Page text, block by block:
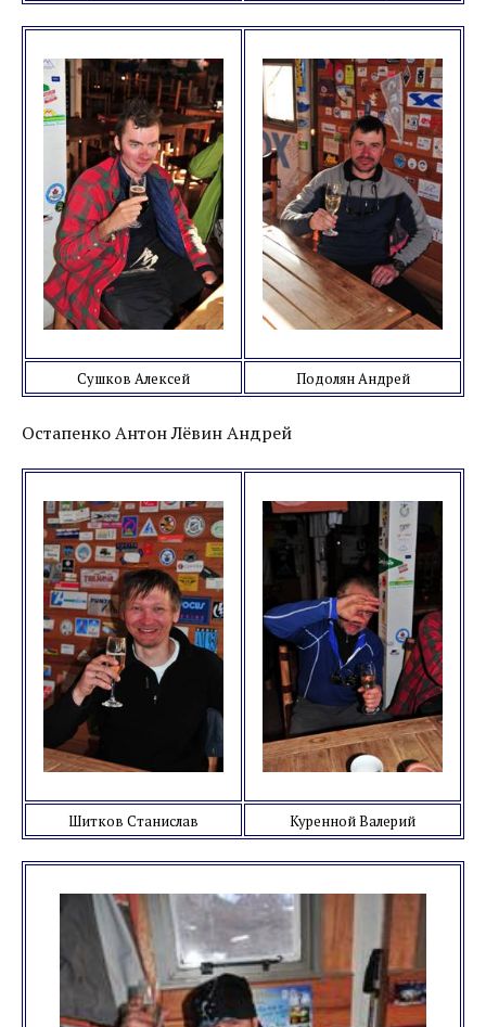
Сушков Алексей Подолян Андрей
Остапенко Антон Лёвин Андрей
Шитков Станислав Куренной Валерий